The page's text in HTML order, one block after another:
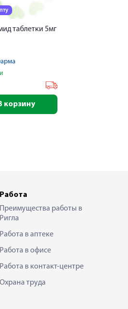
таблетки 5мг
корзину
Работа
Преимущества работы в
Ригла
Работа в аптеке
Работа в офисе
Работа в контакт-центре
Охрана труда